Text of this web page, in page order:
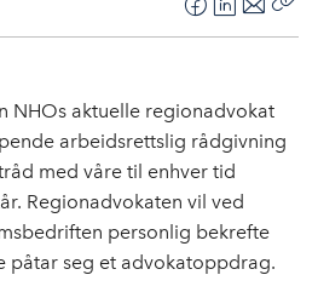
F
a
e
b
L
i
k
e
d
n
E
-
o
s
NHOs aktuelle regionadvokat
arbeidsrettslig rådgivning
med våre til enhver tid
Regionadvokaten vil ved
personlig bekrefte
påtar seg et advokatoppdrag.